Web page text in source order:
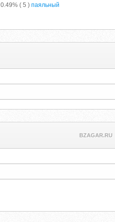
0.49% ( 5 )паяльный
BZAGAR.RU